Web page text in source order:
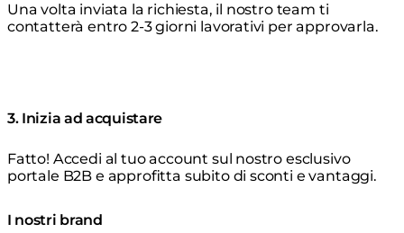
Una volta inviata la richiesta, il nostro team ti
contatterà entro 2-3 giorni lavorativi per approvarla.
3. Inizia ad acquistare
Fatto! Accedi al tuo account sul nostro esclusivo
portale B2B e approfitta subito di sconti e vantaggi.
I nostri brand